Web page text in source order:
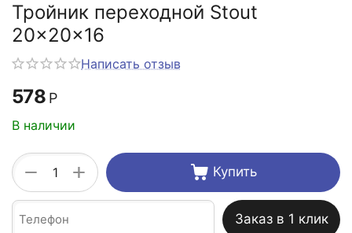
Тройник переходной Stout
20x20x16
Написать отзыв
578 Р
В наличии
+
− Купить
Заказ в 1 клик